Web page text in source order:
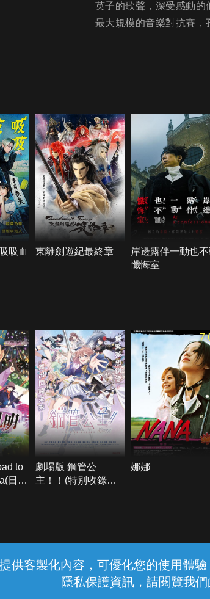
供客製化內容，可優化您的使用體
隱私保護資訊，請閱覽我們
英子的歌聲，深受感動的
最大規模的音樂對抗賽，
吸血
東離劍遊紀最終章
岸邊露伴一動也
懺悔室
to
日語
劇場版 鋼管公
主！！(特別收錄前
娜娜
線上客服
中華電信股份有限公司個人家